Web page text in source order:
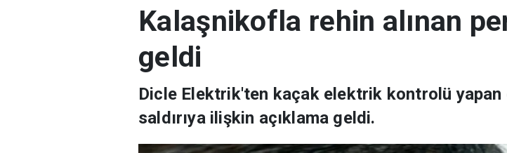
Kalaşnikofla rehin alınan
geldi
Dicle Elektrik'ten kaçak elektrik kontrolü yapan
saldırıya ilişkin açıklama geldi.